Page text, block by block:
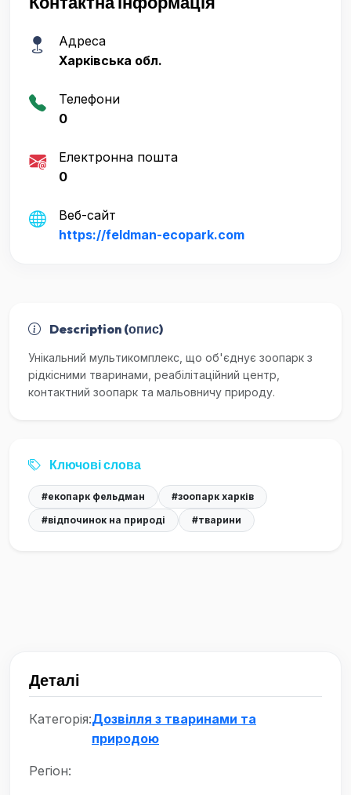
Адреса
Харківська обл.
Телефони
0
Електронна пошта
0
Веб-сайт
https://feldman-ecopark.com
Description (опис)
Унікальний мультикомплекс, що об'єднує зоопарк з
рідкісними тваринами, реабілітаційний центр,
контактний зоопарк та мальовничу природу.
Ключові слова
#екопарк фельдман
#зоопарк харків
#відпочинок на природі
#тварини
Деталі
Категорія:Дозвілля з тваринами та
природою
Регіон: